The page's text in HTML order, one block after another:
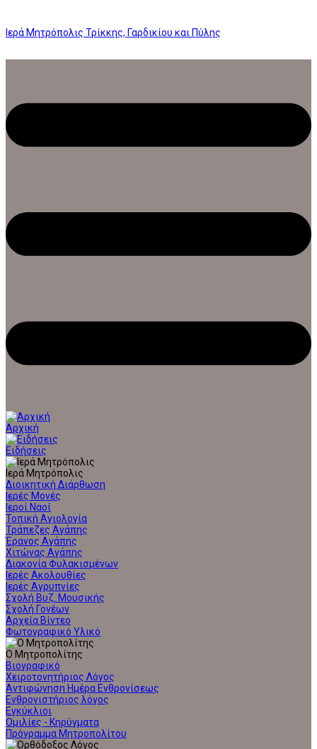
Ιερά Μητρόπολις Τρίκκης, Γαρδικίου και Πύλης
Αρχική
Ειδήσεις
Ιερά Μητρόπολις
Διοικητική Διάρθωση
Ιερές Μονές
Ιεροί Ναοί
Τοπική Αγιολογία
Τράπεζες Αγάπης
Έρανος Αγάπης
Χιτώνας Αγάπης
Διακονία Φυλακισμένων
Ιερές Ακολουθίες
Ιερές Αγρυπνίες
Σχολή Βυζ. Μουσικής
Σχολή Γονέων
Αρχεία Βίντεο
Φωτογραφικό Υλικό
Ο Μητροπολίτης
Βιογραφικό
Χειροτονητήριος Λόγος
Αντιφώνηση Ημέρα Ενθρονίσεως
Ενθρονιστήριος λόγος
Εγκύκλιοι
Ομιλίες - Κηρύγματα
Πρόγραμμα Μητροπολίτου